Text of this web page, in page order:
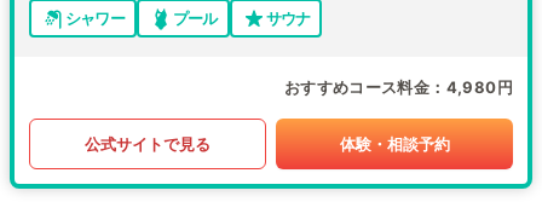
シャワー
プール サウナ
おすすめコース料金 4,980円
公式サイトで見る 体験・相談予約